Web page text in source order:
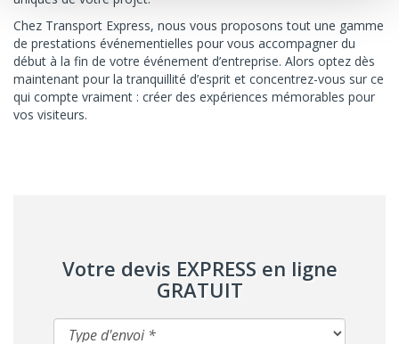
Chez Transport Express, nous vous proposons tout une gamme
de prestations événementielles pour vous accompagner du
début à la fin de votre événement d’entreprise. Alors optez dès
maintenant pour la tranquillité d’esprit et concentrez-vous sur ce
qui compte vraiment : créer des expériences mémorables pour
vos visiteurs.
Votre devis EXPRESS en ligne
GRATUIT